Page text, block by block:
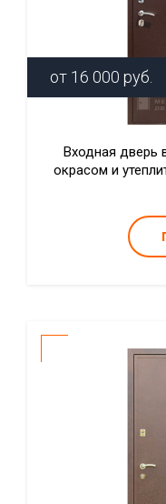
от 16 000 руб.
Входная дверь
окрасом и